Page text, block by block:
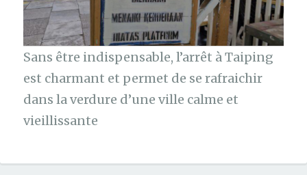
Sans être indispensable, l’arrêt à Taiping
est charmant et permet de se rafraichir
dans la verdure d’une ville calme et
vieillissante